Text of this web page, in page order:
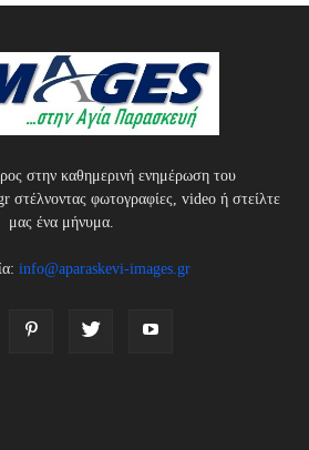
στην καθημερινή ενημέρωση του
στέλνοντας φωτογραφίες, video ή στείλτε
μας ένα μήνυμα.
info@aparaskevi-images.gr